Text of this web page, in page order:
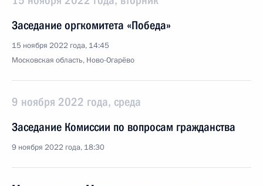
Заседание оргкомитета «Победа»
15 ноября 2022 года, 14:45
Московская область, Ново-Огарёво
9 ноября 2022 года, среда
Заседание Комиссии по вопросам гражданства
9 ноября 2022 года, 18:30